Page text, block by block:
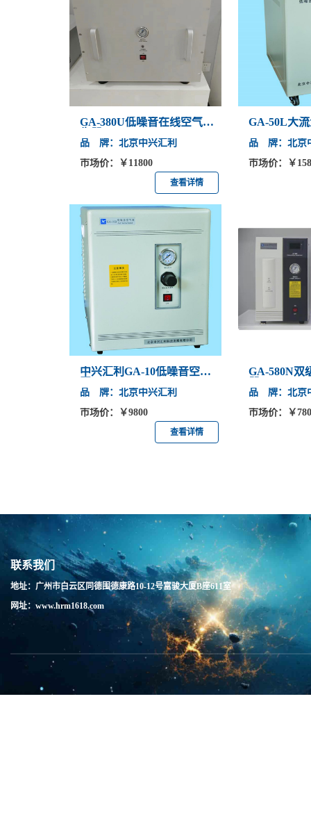
GA-380U低噪音在线空气发
品 牌：北京中兴汇利
市场价：￥11800
查看详情
GA-50L大
品 牌：北京
市场价：￥
中兴汇利GA-10低噪音空气
品 牌：北京中兴汇利
市场价：￥9800
查看详情
GA-580N双
品 牌：北京
市场价：￥
联系我们
地址：广州市白云区同德围德康路10-12号富骏大厦B座611室
网址：www.hrm1618.com